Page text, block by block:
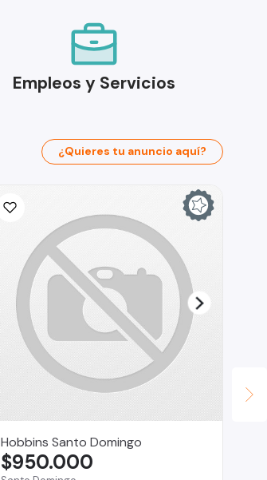
Empleos y Servicios
¿Quieres tu anuncio aquí?
Hobbins Santo Domingo
$950.000